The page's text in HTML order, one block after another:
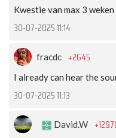
Kwestie van max 3
30-07-2025 11:14
fracdc +2645
I already can hear the
30-07-2025 11:13
David.W